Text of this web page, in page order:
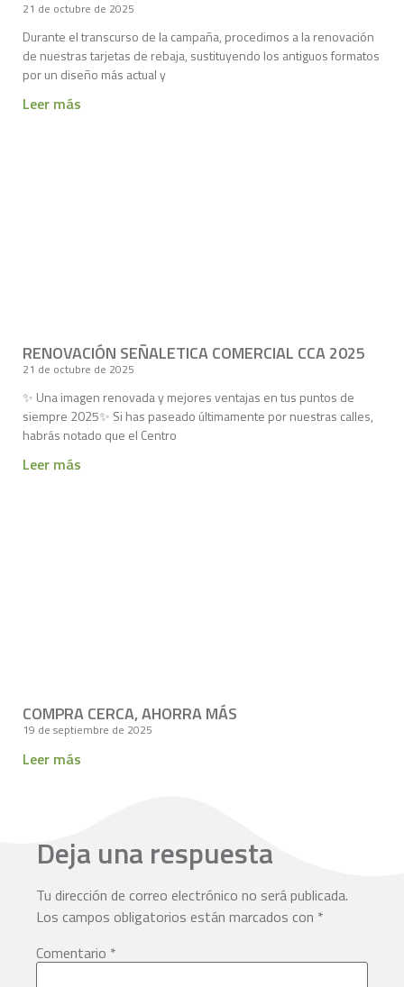
21 de octubre de 2025
Durante el transcurso de la campaña, procedimos a la renovación
de nuestras tarjetas de rebaja, sustituyendo los antiguos formatos
por un diseño más actual y
Leer más
RENOVACIÓN SEÑALETICA COMERCIAL CCA 2025
21 de octubre de 2025
✨ Una imagen renovada y mejores ventajas en tus puntos de
siempre 2025✨ Si has paseado últimamente por nuestras calles,
habrás notado que el Centro
Leer más
COMPRA CERCA, AHORRA MÁS
19 de septiembre de 2025
Leer más
Deja una respuesta
Tu dirección de correo electrónico no será publicada.
Los campos obligatorios están marcados con *
Comentario *